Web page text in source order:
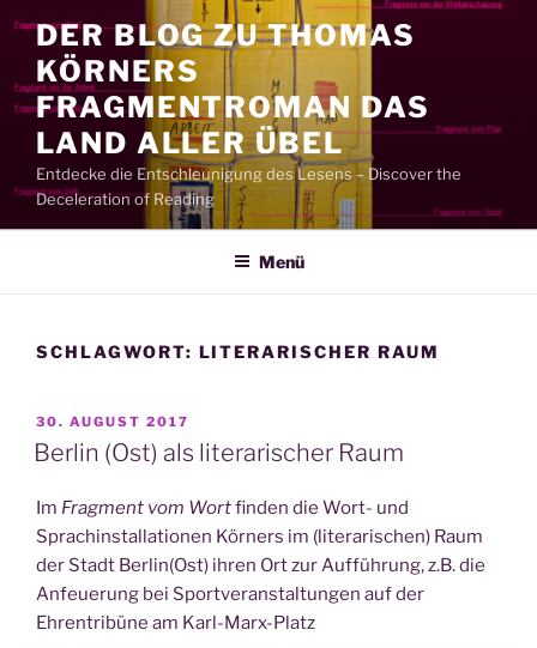
Inhalt
springen
DER BLOG ZU THOMAS
KÖRNERS
FRAGMENTROMAN DAS
LAND ALLER ÜBEL
Entdecke die Entschleunigung des Lesens – Discover the
Deceleration of Reading
Menü
SCHLAGWORT: LITERARISCHER RAUM
VERÖFFENTLICHT
AM
30. AUGUST 2017
Berlin (Ost) als literarischer Raum
Im Fragment vom Wortfinden die Wort- und
Sprachinstallationen Körners im (literarischen) Raum
der Stadt Berlin(Ost) ihren Ort zur Aufführung, z.B. die
Anfeuerung bei Sportveranstaltungen auf der
Ehrentribüne am Karl-Marx-Platz